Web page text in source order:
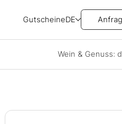
GutscheineDE
Wein & Genuss: